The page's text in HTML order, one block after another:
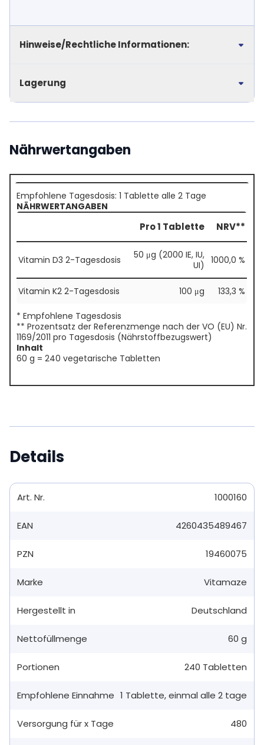
Hinweise/Rechtliche Informationen:
Lagerung
Nährwertangaben
Empfohlene Tagesdosis: 1 Tablette alle 2 Tage
NÄHRWERTANGABEN
Pro 1 Tablette NRV**
Vitamin D3 2-Tagesdosis
50 μg (2000 IE, IU,
UI)
1000,0 %
Vitamin K2 2-Tagesdosis 100 μg 133,3 %
* Empfohlene Tagesdosis
** Prozentsatz der Referenzmenge nach der VO (EU) Nr.
1169/2011 pro Tagesdosis (Nährstoffbezugswert)
Inhalt
60 g = 240 vegetarische Tabletten
Details
Art. Nr. 1000160
EAN 4260435489467
PZN 19460075
Marke Vitamaze
Hergestellt in Deutschland
Nettofüllmenge 60 g
Portionen 240 Tabletten
Empfohlene Einnahme 1 Tablette,einmal alle 2 tage
Versorgung für x Tage 480